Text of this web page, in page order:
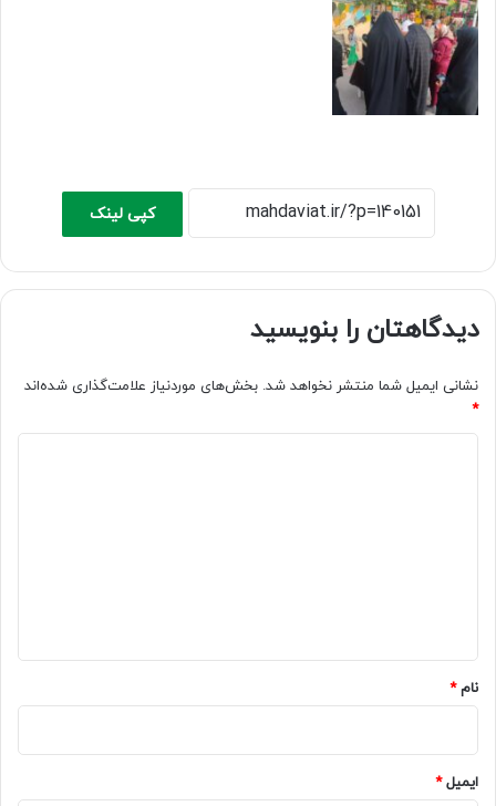
کپی لینک
دیدگاهتان را بنویسید
نشانی ایمیل شما منتشر نخواهد شد. بخش‌های موردنیاز علامت‌گذاری شده‌اند
*
نام*
ایمیل*